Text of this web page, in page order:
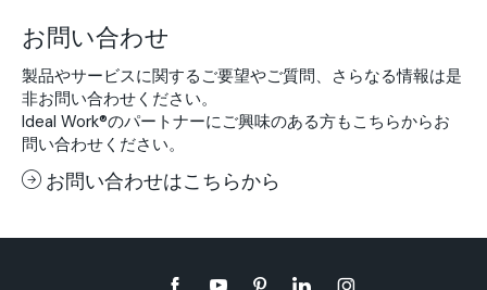
お問い合わせ
製品やサービスに関するご要望やご質問、さらなる情報は是
非お問い合わせください。
Ideal Work®のパートナーにご興味のある方もこちらからお
問い合わせください。
お問い合わせはこちらから